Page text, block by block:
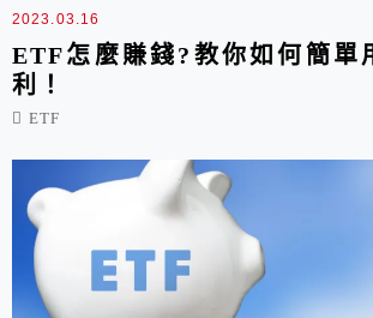
2023.03.16
ETF怎麼賺錢?教你如何簡單
利！
ETF